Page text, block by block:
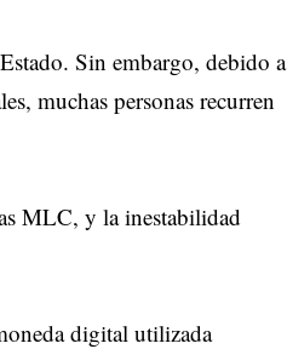
Sin embargo, debido a
muchas personas recurren
MLC, y la inestabilidad
digital utilizada